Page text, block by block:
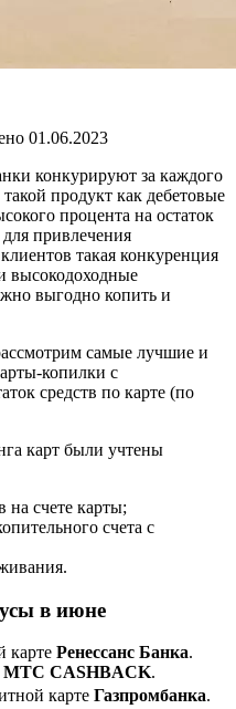
01.06.2023
конкурируют за каждого
продукт как дебетовые
процента на остаток
привлечения
такая конкуренция
высокодоходные
выгодно копить и
самые лучшие и
копилки с
средств по карте (по
карт были учтены
на счете карты;
счета с
в июне
карте Ренессанс Банка.
МТС CASHBACK.
карте Газпромбанка.